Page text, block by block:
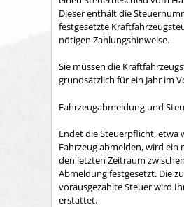
Dieser enthält die
festgesetzte
nötigen Zahlungshinweise.
Sie müssen die
grundsätzlich für ein Jahr im
Fahrzeugabmeldung und
Endet die Steuerpflicht, etwa
Fahrzeug abmelden, wird ein
den letzten Zeitraum
Abmeldung festgesetzt. Die
vorausgezahlte Steuer wird
erstattet.